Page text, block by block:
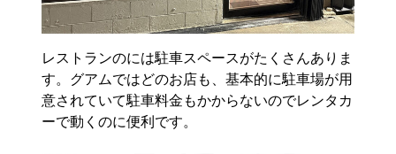
レストランのには駐車スペースがたくさんありま
す。グアムではどのお店も、基本的に駐車場が用
意されていて駐車料金もかからないのでレンタカ
ーで動くのに便利です。